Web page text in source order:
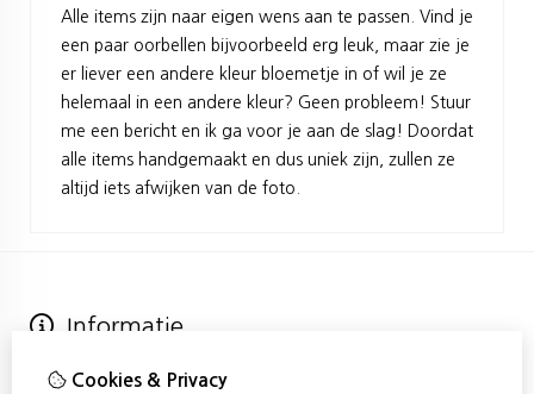
Alle items zijn naar eigen wens aan te passen. Vind je
een paar oorbellen bijvoorbeeld erg leuk, maar zie je
er liever een andere kleur bloemetje in of wil je ze
helemaal in een andere kleur? Geen probleem! Stuur
me een bericht en ik ga voor je aan de slag! Doordat
alle items handgemaakt en dus uniek zijn, zullen ze
altijd iets afwijken van de foto.
Informatie
Verzending
Cookies & Privacy